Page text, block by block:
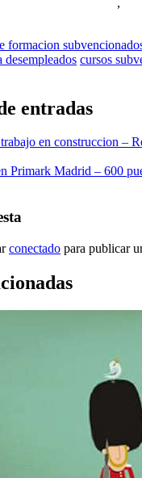
formacion
desempleados cursos
entradas
en construccion –
Primark Madrid – 600
conectado para publicar